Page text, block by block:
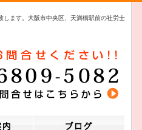
します。大阪市中央区、天満橋駅前の社労士